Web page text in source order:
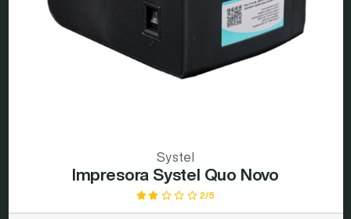
Systel
Impresora Systel Quo Novo
2/5